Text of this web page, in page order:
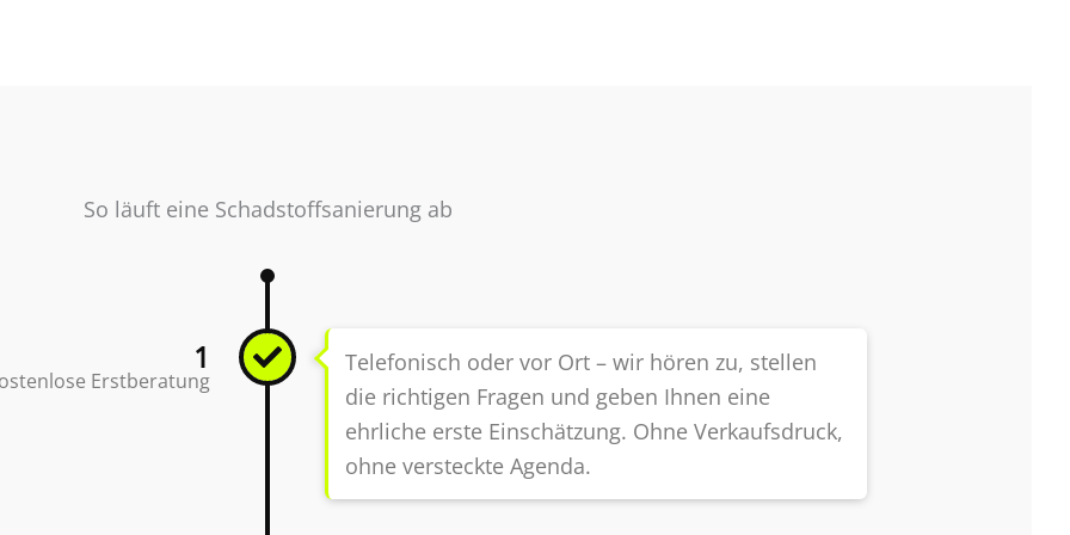
So läuft eine Schadstoffsanierung ab
1
Erstberatung
Telefonisch oder vor Ort – wir hören zu, stellen
die richtigen Fragen und geben Ihnen eine
ehrliche erste Einschätzung. Ohne Verkaufsdruck,
ohne versteckte Agenda.